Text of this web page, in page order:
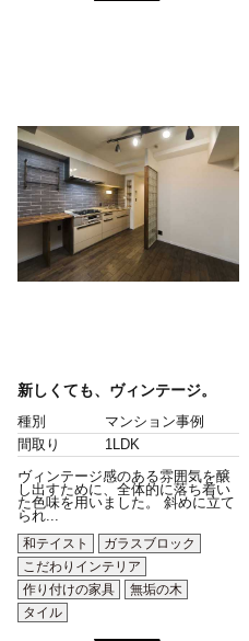
新しくても、ヴィンテージ。
種別
マンション事例
間取り
1LDK
ヴィンテージ感のある雰囲気を醸
し出すために、全体的に落ち着い
た色味を用いました。 斜めに立て
られ...
和テイスト
ガラスブロック
こだわりインテリア
作り付けの家具
無垢の木
タイル